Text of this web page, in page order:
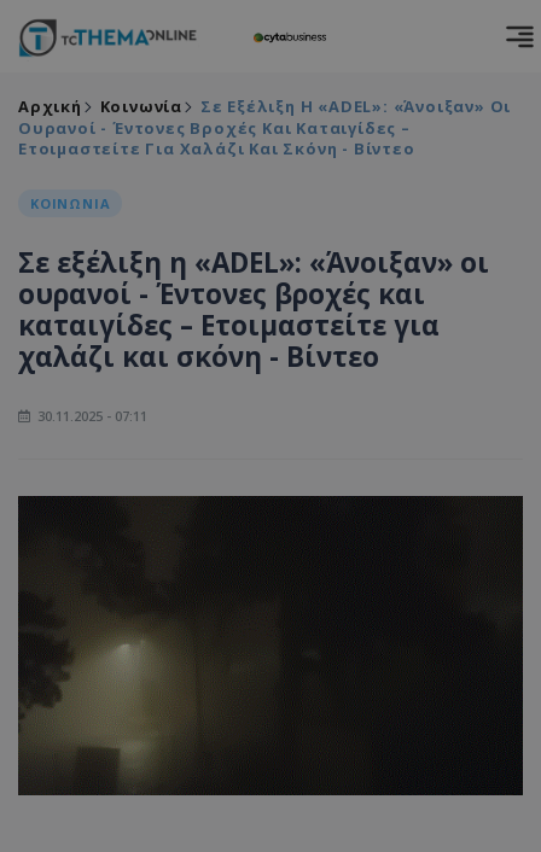
Αρχική Κοινωνία
Σε Εξέλιξη Η «ADEL»: «Άνοιξαν» Οι
Ουρανοί - Έντονες Βροχές Και Καταιγίδες –
Ετοιμαστείτε Για Χαλάζι Και Σκόνη - Βίντεο
ΚΟΙΝΩΝΙΑ
Σε εξέλιξη η «ADEL»: «Άνοιξαν» οι
ουρανοί - Έντονες βροχές και
καταιγίδες – Ετοιμαστείτε για
χαλάζι και σκόνη - Βίντεο
30.11.2025 - 07:11